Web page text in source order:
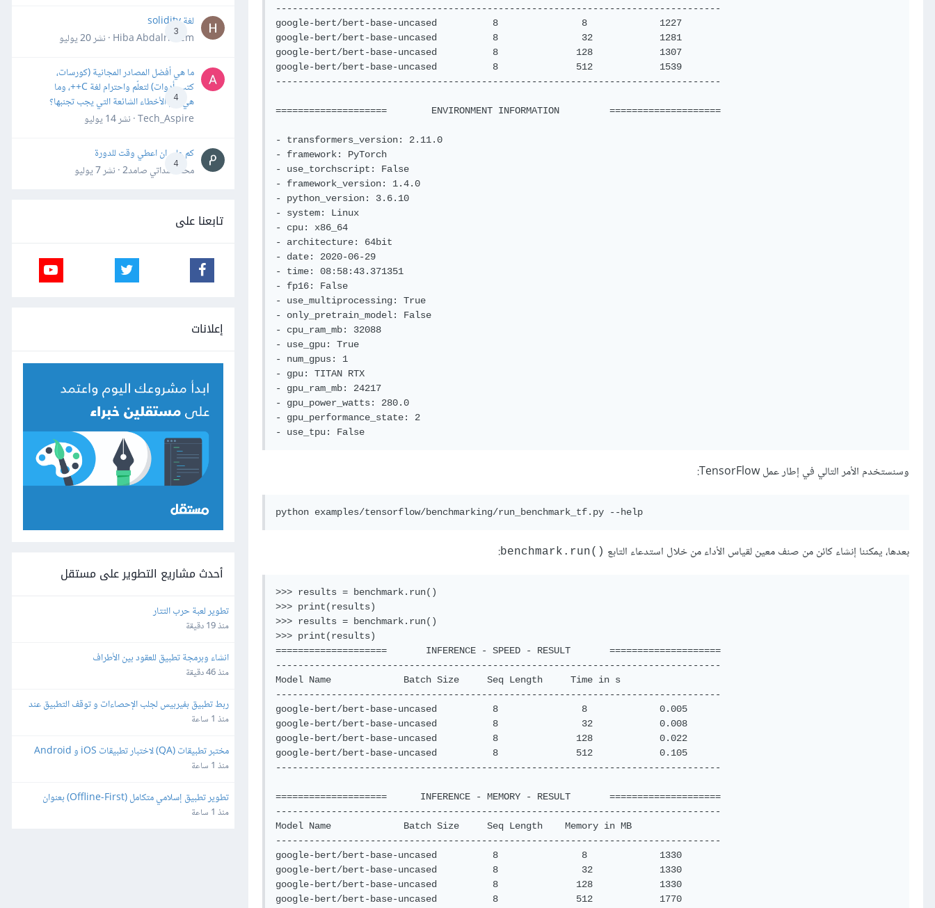
--------------------------------------------------------------------------------
google-bert/bert-base-uncased          8               8             1227
google-bert/bert-base-uncased          8               32            1281
google-bert/bert-base-uncased          8              128            1307
google-bert/bert-base-uncased          8              512            1539
--------------------------------------------------------------------------------
====================        ENVIRONMENT INFORMATION         ====================
- transformers_version: 2.11.0
- framework: PyTorch
- use_torchscript: False
- framework_version: 1.4.0
- python_version: 3.6.10
- system: Linux
- cpu: x86_64
- architecture: 64bit
- date: 2020-06-29
- time: 08:58:43.371351
- fp16: False
- use_multiprocessing: True
- only_pretrain_model: False
- cpu_ram_mb: 32088
- use_gpu: True
- num_gpus: 1
- gpu: TITAN RTX
- gpu_ram_mb: 24217
- gpu_power_watts: 280.0
- gpu_performance_state: 2
وسنستخدم الأمر التالي في إطار عمل TensorFlow:
بعدها، يمكننا إنشاء كائن من صنف معين لقياس الأداء من خلال استدعاء التابع benchmark.run()‎
:
>>> results = benchmark.run()
>>> print(results)
>>> results = benchmark.run()
>>> print(results)
====================       INFERENCE - SPEED - RESULT       ====================
--------------------------------------------------------------------------------
Model Name             Batch Size     Seq Length     Time in s
--------------------------------------------------------------------------------
google-bert/bert-base-uncased          8               8             0.005
google-bert/bert-base-uncased          8               32            0.008
google-bert/bert-base-uncased          8              128            0.022
google-bert/bert-base-uncased          8              512            0.105
--------------------------------------------------------------------------------
====================      INFERENCE - MEMORY - RESULT       ====================
--------------------------------------------------------------------------------
Model Name             Batch Size     Seq Length    Memory in MB
--------------------------------------------------------------------------------
google-bert/bert-base-uncased          8               8             1330
google-bert/bert-base-uncased          8               32            1330
google-bert/bert-base-uncased          8              128            1330
google-bert/bert-base-uncased          8              512            1770
3
لغة solidity
Hiba Abdalrheem · نشر
20 يوليو
4
ما هي أفضل المصادر المجانية (كورسات،
كتب، أدوات) لتعلّم واحترام لغة C++، وما
هي أهم الأخطاء الشائعة التي يجب تجنبها؟
Tech_Aspire · نشر
14 يوليو
4
كم علي ان اعطي وقت للدورة
محمد سداتي صامد2 · نشر
7 يوليو
تابعنا على
إعلانات
أحدث مشاريع التطوير على مستقل
تطوير لعبة حرب التتار
منذ 19 دقيقة
انشاء وبرمجة تطبيق للعقود بين الأطراف
منذ 46 دقيقة
مدة ٣ ايام
منذ 1 ساعة
مختبر تطبيقات (QA) لاختبار تطبيقات iOS و Android
منذ 1 ساعة
"طالب العلم" للأندرويد و iOS
منذ 1 ساعة